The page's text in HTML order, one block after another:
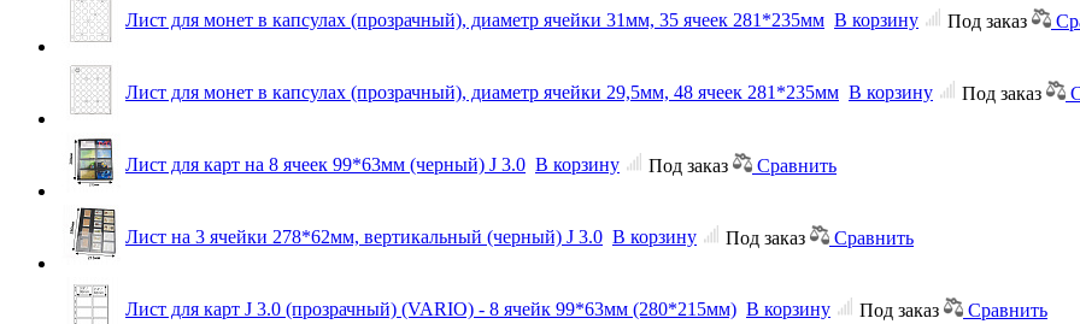
Лист для монет в капсулах (прозрачный), диаметр ячейки 31мм, 35 ячеек 281*235мм В корзину Под заказ
Лист для монет в капсулах (прозрачный), диаметр ячейки 29,5мм, 48 ячеек 281*235мм В корзину Под заказ
Лист для карт на 8 ячеек 99*63мм (черный) J 3.0 В корзину Под заказ Сравнить
Лист на 3 ячейки 278*62мм, вертикальный (черный) J 3.0 В корзину Под заказ Сравнить
Лист для карт J 3.0 (прозрачный) (VARIO) - 8 ячейк 99*63мм (280*215мм) В корзину Под заказ Сравнить